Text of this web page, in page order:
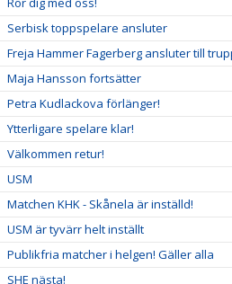
Serbisk toppspelare ansluter
Freja Hammer Fagerberg ansluter till
Maja Hansson fortsätter
Petra Kudlackova förlänger!
Ytterligare spelare klar!
Välkommen retur!
USM
Matchen KHK - Skånela är inställd!
USM är tyvärr helt inställt
Publikfria matcher i helgen! Gäller alla
SHE nästa!